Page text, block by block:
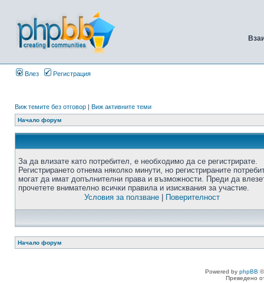
Влез Регистрация
Виж темите без отговор | Виж активните теми
Начало форум
За да влизате като потребител, е необходимо да се регистрирате.
Регистрирането отнема няколко минути, но регистрираните
могат да имат допълнителни права и възможности. Преди да
прочетете внимателно всички правила и изисквания за участие.
Условия за ползване| Поверителност
Начало форум
Powered by phpBB
Преведено